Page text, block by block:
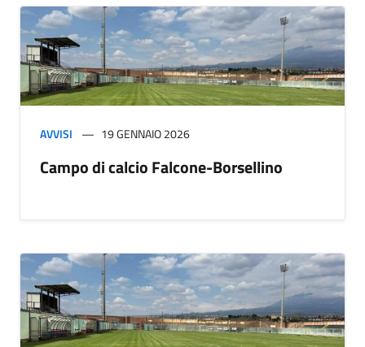
AVVISI 19 GENNAIO 2026
Campo di calcio Falcone-Borsellino